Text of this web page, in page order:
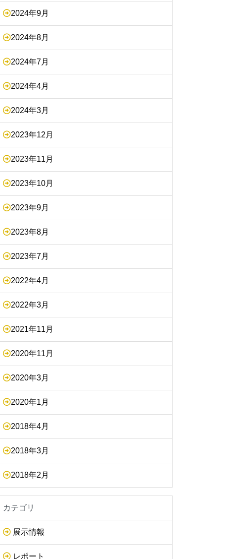
2024年9月
2024年8月
2024年7月
2024年4月
2024年3月
2023年12月
2023年11月
2023年10月
2023年9月
2023年8月
2023年7月
2022年4月
2022年3月
2021年11月
2020年11月
2020年3月
2020年1月
2018年4月
2018年3月
2018年2月
カテゴリ
展示情報
レポート